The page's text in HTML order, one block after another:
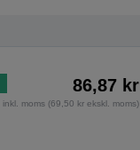
86,87 kr
inkl. moms (69,50 kr ekskl. moms)